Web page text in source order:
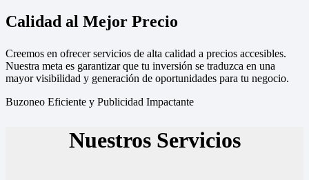
Calidad al Mejor Precio
Creemos en ofrecer servicios de alta calidad a precios accesibles.
Nuestra meta es garantizar que tu inversión se traduzca en una
mayor visibilidad y generación de oportunidades para tu negocio.
Buzoneo Eficiente y Publicidad Impactante
Nuestros Servicios